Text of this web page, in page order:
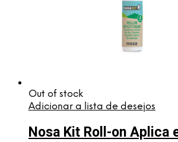
Out of stock
Adicionar a lista de desejos
Nosa Kit Roll-on Aplica